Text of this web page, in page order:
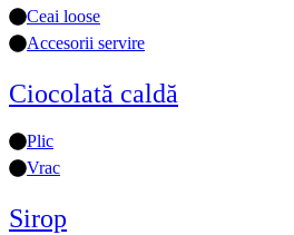
Ceai loose
Accesorii servire
Ciocolată caldă
Plic
Vrac
Sirop